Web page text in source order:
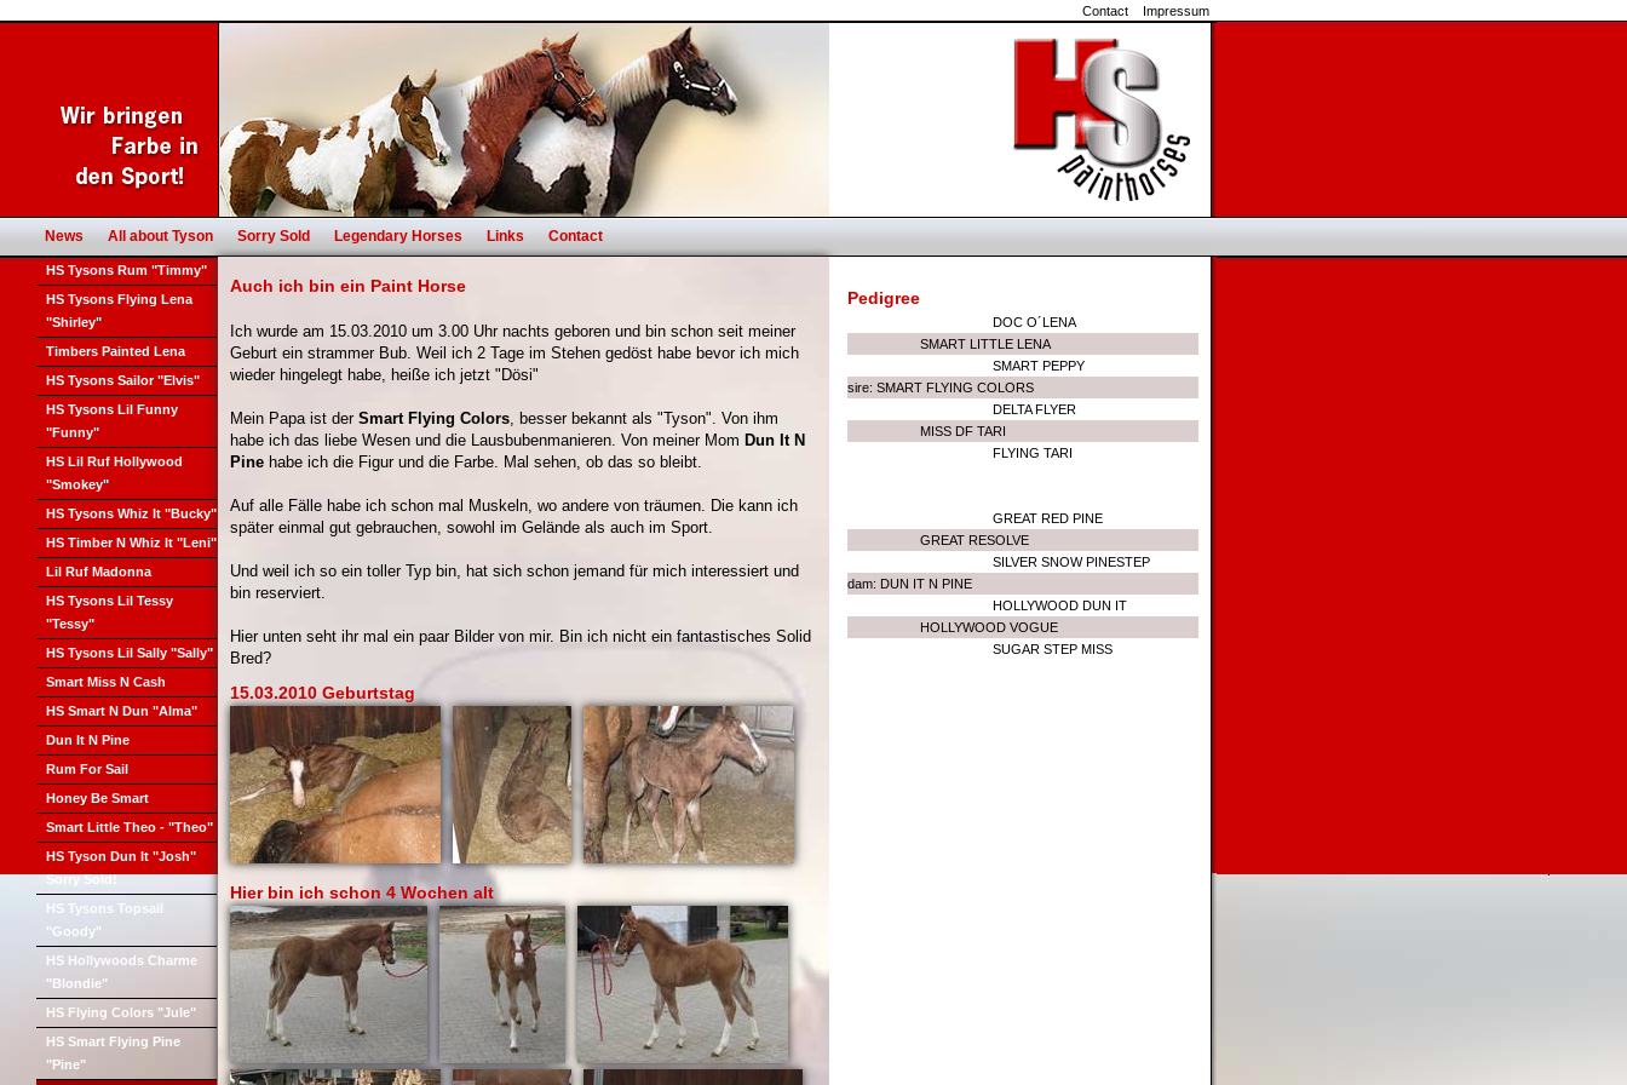
Contact Impressum
News All about Tyson Sorry Sold Legendary Horses Links Contact
HS Tysons Rum "Timmy"
HS Tysons Flying Lena
"Shirley"
Timbers Painted Lena
HS Tysons Sailor "Elvis"
HS Tysons Lil Funny
"Funny"
HS Lil Ruf Hollywood
"Smokey"
HS Tysons Whiz It "Bucky"
HS Timber N Whiz It "Leni"
Lil Ruf Madonna
HS Tysons Lil Tessy
"Tessy"
HS Tysons Lil Sally "Sally"
Smart Miss N Cash
HS Smart N Dun "Alma"
Dun It N Pine
Rum For Sail
Honey Be Smart
Smart Little Theo - "Theo"
HS Tyson Dun It "Josh"
Sorry Sold!
HS Tysons Topsail
"Goody"
HS Hollywoods Charme
"Blondie"
HS Flying Colors "Jule"
HS Smart Flying Pine
"Pine"
Auch ich bin ein Paint Horse
Ich wurde am 15.03.2010 um 3.00 Uhr nachts geboren und bin schon seit meiner
Geburt ein strammer Bub. Weil ich 2 Tage im Stehen gedöst habe bevor ich mich
wieder hingelegt habe, heiße ich jetzt "Dösi"
Mein Papa ist der Smart Flying Colors, besser bekannt als "Tyson". Von ihm
habe ich das liebe Wesen und die Lausbubenmanieren. Von meiner Mom Dun It N
Pine habe ich die Figur und die Farbe. Mal sehen, ob das so bleibt.
Auf alle Fälle habe ich schon mal Muskeln, wo andere von träumen. Die kann ich
später einmal gut gebrauchen, sowohl im Gelände als auch im Sport.
Und weil ich so ein toller Typ bin, hat sich schon jemand für mich interessiert und
bin reserviert.
Hier unten seht ihr mal ein paar Bilder von mir. Bin ich nicht ein fantastisches Solid
Bred?
15.03.2010 Geburtstag
Hier bin ich schon 4 Wochen alt
Pedigree
DOC O´LENA
SMART LITTLE LENA
SMART PEPPY
sire: SMART FLYING COLORS
DELTA FLYER
MISS DF TARI
FLYING TARI
GREAT RED PINE
GREAT RESOLVE
SILVER SNOW PINESTEP
dam: DUN IT N PINE
HOLLYWOOD DUN IT
HOLLYWOOD VOGUE
SUGAR STEP MISS